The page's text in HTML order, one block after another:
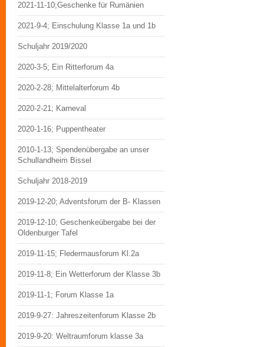
2021-11-10;Geschenke für Rumänien
2021-9-4; Einschulung Klasse 1a und 1b
Schuljahr 2019/2020
2020-3-5; Ein Ritterforum 4a
2020-2-28; Mittelalterforum 4b
2020-2-21; Karneval
2020-1-16; Puppentheater
2010-1-13; Spendenübergabe an unser
Schullandheim Bissel
Schuljahr 2018-2019
2019-12-20; Adventsforum der B- Klassen
2019-12-10; Geschenkeübergabe bei der
Oldenburger Tafel
2019-11-15; Fledermausforum Kl.2a
2019-11-8; Ein Wetterforum der Klasse 3b
2019-11-1; Forum Klasse 1a
2019-9-27: Jahreszeitenforum Klasse 2b
2019-9-20: Weltraumforum klasse 3a